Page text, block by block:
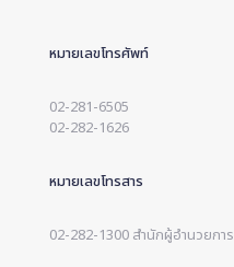
หมายเลขโทรศัพท์
02-281-6505
02-282-1626
หมายเลขโทรสาร
02-282-1300 สำนักผู้อำนวยการ